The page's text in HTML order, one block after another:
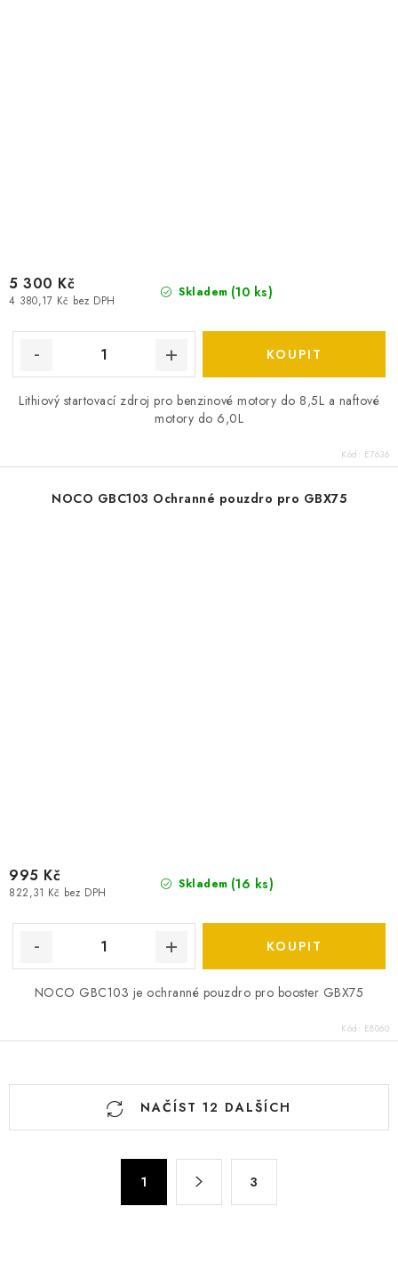
Skladem (10 ks)
4 380,17 Kč bez DPH
5 300 Kč
Lithiový startovací zdroj pro benzinové motory do 8,5L a naftové
motory do 6,0L
Kód: E7636
NOCO GBC103 Ochranné pouzdro pro GBX75
Skladem (16 ks)
822,31 Kč bez DPH
995 Kč
NOCO GBC103 je ochranné pouzdro pro booster GBX75
Kód: E8060
O
NAČÍST 12 DALŠÍCH
1 3